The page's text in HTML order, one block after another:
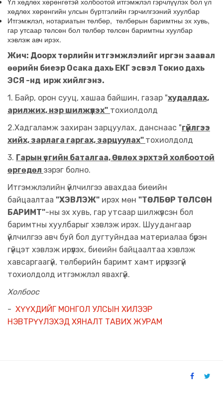
хөдлөх хөрөнгийн улсын бүртгэлийн гэрчилгээний хуулбар
Итгэмжлэл, нотариатын төлбөр, төлбөрын баримтны эх хувь,
гар утсаар төлсөн бол төлбөр төлсөн баримтны хуулбар
хэвлэж авч ирэх.
Жич: Доорх төрлийн итгэмжлэлийг иргэн заавал
өөрийн биеэр Осака дахь ЕКГ эсвэл Токио дахь
ЭСЯ -нд ирж хийлгэнэ.
1. Байр, орон сууц, хашаа байшин, газар "худалдах,
арилжих, нэр шилжүүлэх" тохиолдолд
2.Хадгаламж захиран зарцуулах, данснаас "гүйлгээ
хийх, зарлага гаргах, зарцуулах" тохиолдолд
3. Гарын үсгийн баталгаа, Өвлөх эрхтэй холбоотой
өргөдөл зэрэг болно.
Итгэмжлэлийн үйлчилгээ авахдаа биеийн
байцаалтаа "ХЭВЛЭЖ" ирэх мөн "ТӨЛБӨР ТӨЛСӨН
БАРИМТ"-ны эх хувь, гар утсаар шилжүүлсэн бол
баримтны хуулбарыг хэвлэж ирэх. Шуудангаар
үйлчилгээ авч буй бол дугтуйндаа материалаа бүрэн
гүйцэт хэвлэж ирүүлэх, биеийн байцаалтаа хэвлэж
хавсаргаагүй, төлбөрийн баримт хамт ирүүлээгүй
тохиолдолд итгэмжлэл явахгүй.
Холбоос
- ХҮҮХДИЙГ МОНГОЛ УЛСЫН ХИЛЭЭР
НЭВТРҮҮЛЭХЭД ХЯНАЛТ ТАВИХ ЖУРАМ